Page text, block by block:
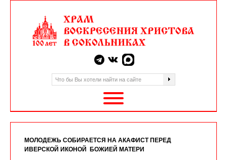
МОЛОДЕЖЬ СОБИРАЕТСЯ НА АКАФИСТ ПЕРЕД
ИВЕРСКОЙ ИКОНОЙ БОЖИЕЙ МАТЕРИ